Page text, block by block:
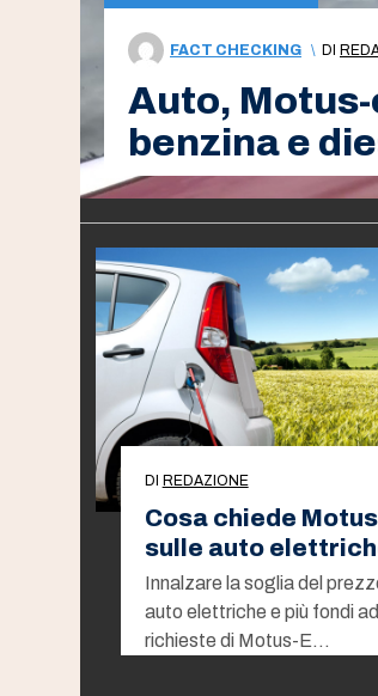
FACT CHECKING \ DI
Auto,
benzina e
DI REDAZIONE
Cosa chiede
sulle auto
Innalzare la soglia del
auto elettriche e più fondi
richieste di Motus-E…